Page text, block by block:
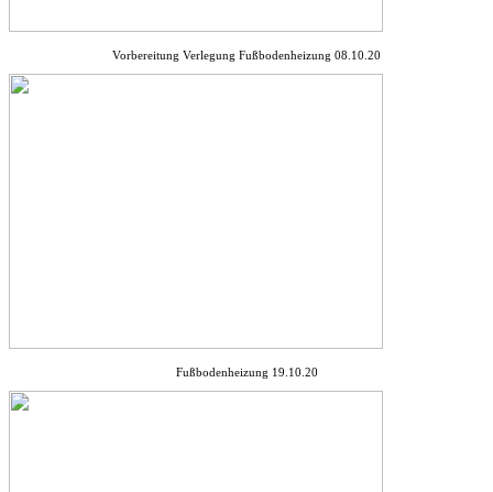
Vorbereitung Verlegung Fußbodenheizung 08.10.20
Fußbodenheizung 19.10.20